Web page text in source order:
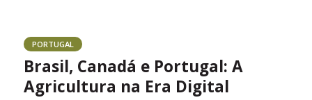
PORTUGAL
Brasil, Canadá e Portugal: A
Agricultura na Era Digital